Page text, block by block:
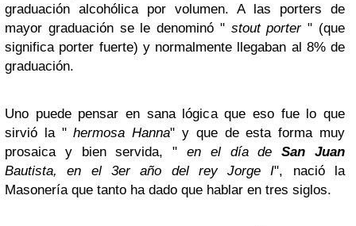
graduación alcohólica por volumen. A las porters de
mayor graduación se le denominó " stout porter" (que
significa porter fuerte) y normalmente llegaban al 8% de
graduación.
Uno puede pensar en sana lógica que eso fue lo que
sirvió la "hermosa Hanna" y que de esta forma muy
prosaica y bien servida, " en el día deSan Juan
Bautista, en el 3er año del rey Jorge I", nació la
Masonería que tanto ha dado que hablar en tres siglos.